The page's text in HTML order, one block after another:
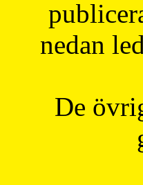
nedan
De